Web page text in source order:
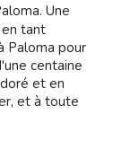
Une
tant
Paloma pour
centaine
et en
et à toute